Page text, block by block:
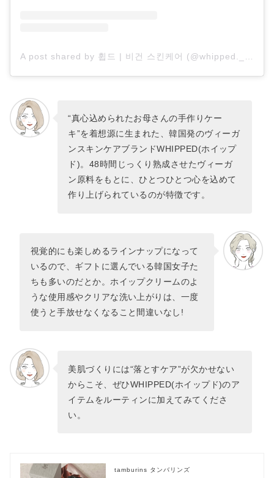
“真心込められたお母さんの手作りケー
キ”を着想源に生まれた、韓国発のヴィーガ
ンスキンケアブランドWHIPPED(ホイップ
ド)。48時間じっくり熟成させたヴィーガ
ン原料をもとに、ひとつひとつ心を込めて
作り上げられているのが特徴です。
視覚的にも楽しめるラインナップになって
いるので、ギフトに選んでいる韓国女子た
ちも多いのだとか。ホイップクリームのよ
うな使用感やクリアな洗い上がりは、一度
使うと手放せなくなること間違いなし!
美肌づくりには“落とすケア”が欠かせない
からこそ、ぜひWHIPPED(ホイップド)のア
イテムをルーティンに加えてみてくださ
い。
tamburins タンバリンズ